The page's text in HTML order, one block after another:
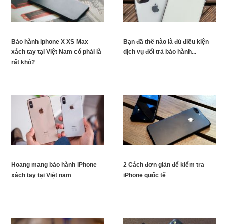
Bảo hành iphone X XS Max
xách tay tại Việt Nam có phải là
rất khó?
Bạn đã thế nào là đủ điều kiện
dịch vụ đổi trả bảo hành...
Hoang mang bảo hành iPhone
xách tay tại Việt nam
2 Cách đơn giản để kiểm tra
iPhone quốc tế